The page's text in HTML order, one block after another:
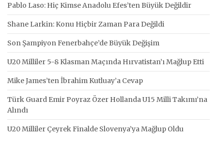
Pablo Laso: Hiç Kimse Anadolu Efes’ten Büyük Değildir
Shane Larkin: Konu Hiçbir Zaman Para Değildi
Son Şampiyon Fenerbahçe’de Büyük Değişim
U20 Milliler 5-8 Klasman Maçında Hırvatistan’ı Mağlup Etti
Mike James’ten İbrahim Kutluay’a Cevap
Türk Guard Emir Poyraz Özer Hollanda U15 Milli Takımı’na
Alındı
U20 Milliler Çeyrek Finalde Slovenya’ya Mağlup Oldu